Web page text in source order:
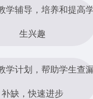
学辅导，培养和提高
生兴趣
学计划，帮助学生查
补缺，快速进步